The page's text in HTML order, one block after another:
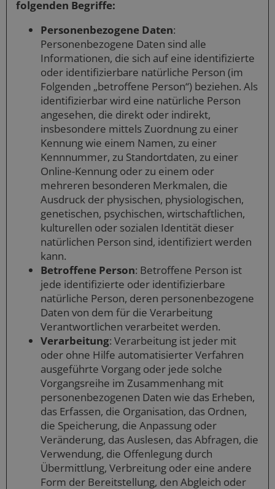
folgenden Begriffe:
Personenbezogene Daten:
Personenbezogene Daten sind alle
Informationen, die sich auf eine identifizierte
oder identifizierbare natürliche Person (im
Folgenden „betroffene Person“) beziehen. Als
identifizierbar wird eine natürliche Person
angesehen, die direkt oder indirekt,
insbesondere mittels Zuordnung zu einer
Kennung wie einem Namen, zu einer
Kennnummer, zu Standortdaten, zu einer
Online-Kennung oder zu einem oder
mehreren besonderen Merkmalen, die
Ausdruck der physischen, physiologischen,
genetischen, psychischen, wirtschaftlichen,
kulturellen oder sozialen Identität dieser
natürlichen Person sind, identifiziert werden
kann.
Betroffene Person: Betroffene Person ist
jede identifizierte oder identifizierbare
natürliche Person, deren personenbezogene
Daten von dem für die Verarbeitung
Verantwortlichen verarbeitet werden.
Verarbeitung: Verarbeitung ist jeder mit
oder ohne Hilfe automatisierter Verfahren
ausgeführte Vorgang oder jede solche
Vorgangsreihe im Zusammenhang mit
personenbezogenen Daten wie das Erheben,
das Erfassen, die Organisation, das Ordnen,
die Speicherung, die Anpassung oder
Veränderung, das Auslesen, das Abfragen, die
Verwendung, die Offenlegung durch
Übermittlung, Verbreitung oder eine andere
Form der Bereitstellung, den Abgleich oder